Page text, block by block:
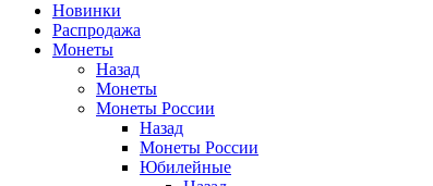
Новинки
Распродажа
Монеты
Назад
Монеты
Монеты России
Назад
Монеты России
Юбилейные